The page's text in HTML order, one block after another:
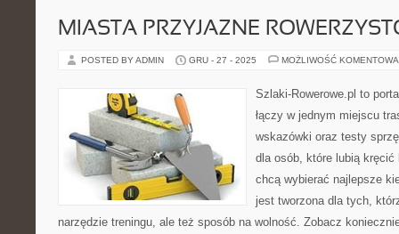
MIASTA PRZYJAZNE
POSTED BY ADMIN GRU - 27 - 2025 MOŻLIWOŚĆ
Szlaki-Rowerowe.pl to
łączy w jednym miejscu
wskazówki oraz testy
dla osób, które lubią
chcą wybierać najlepsze
jest tworzona dla tych,
narzędzie treningu, ale też sposób na wolność. Zobacz